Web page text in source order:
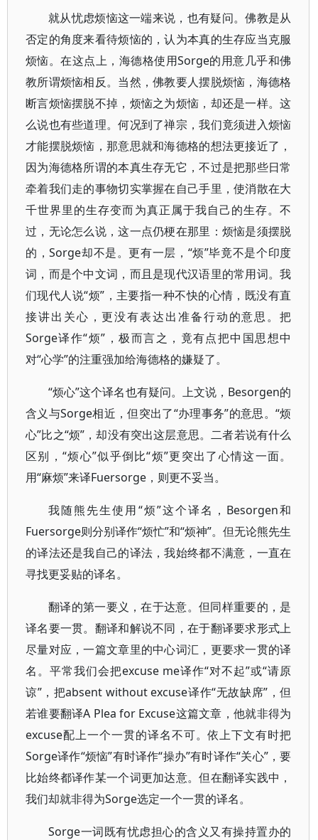
就从忧虑烦恼这一端来说，也有疑问。佛教是从
否定的角度来看待烦恼的，认为本真的生存应当克服
烦恼。在这点上，海德格使用Sorge的用意几乎和佛
教所谓烦恼相反。当然，佛教要人摆脱烦恼，海德格
断言烦恼摆脱不掉，烦恼之为烦恼，却还是一样。这
么说也有些道理。何况到了禅宗，我们竟须进入烦恼
才能摆脱烦恼，那意思就和海德格的想法更接近了，
因为海德格所谓的本真生存无它，不过是把那些日常
牵着我们走的事物切实掌握在自己手里，使消散在大
千世界里的生存变而为真正属于我自己的生存。不
过，无论怎么说，这一点仍梗在那里：烦恼是须摆脱
的，Sorge却不是。更有一层，“烦”毕竟不是个印度
词，而是个中文词，而且是现代汉语里的常用词。我
们现代人说“烦”，主要指一种不快的心情，既没有直
接讲出关心，更没有表达出准备行动的意思。把
Sorge译作“烦”，极而言之，竟有点把中国思想中
对“心学”的注重强加给海德格的嫌疑了。
“烦心”这个译名也有疑问。上文说，Besorgen的
含义与Sorge相近，但突出了“办理事务”的意思。“烦
心”比之“烦”，却没有突出这层意思。二者若说有什么
区别，“烦心”似乎倒比“烦”更突出了心情这一面。
用“麻烦”来译Fuersorge，则更不妥当。
我随熊先生使用“烦”这个译名，Besorgen和
Fuersorge则分别译作“烦忙”和“烦神”。但无论熊先生
的译法还是我自己的译法，我始终都不满意，一直在
寻找更妥贴的译名。
翻译的第一要义，在于达意。但同样重要的，是
译名要一贯。翻译和解说不同，在于翻译要求形式上
尽量对应，一篇文章里的中心词汇，更要求一贯的译
名。平常我们会把excuse me译作“对不起”或“请原
谅”，把absent without excuse译作“无故缺席”，但
若谁要翻译A Plea for Excuse这篇文章，他就非得为
excuse配上一个一贯的译名不可。依上下文有时把
Sorge译作“烦恼”有时译作“操办”有时译作“关心”，要
比始终都译作某一个词更加达意。但在翻译实践中，
我们却就非得为Sorge选定一个一贯的译名。
Sorge一词既有忧虑担心的含义又有操持置办的